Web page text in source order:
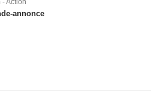
- Action
annonce